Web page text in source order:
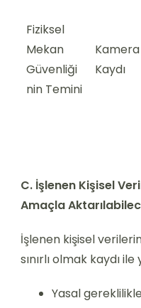
Fiziksel
Mekan
Güvenliği
nin Temini
Kamera
Kaydı
C. İşlenen Kişisel
Amaçla
İşlenen kişisel
sınırlı olmak kaydı
Yasal